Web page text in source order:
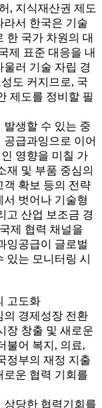
, 지식재산권 제도
라서 한국은 기술
한 국가 차원의 대
제 표준 대응을 내
러 기술 자립 경
도 커지므로, 국
제도를 정비할 필
생할 수 있는 중
급과잉으로 이어
영향을 미칠 가
재 및 부품 중심의
객 확보 등의 전략
벗어나 기술형
고 산업 보조금 경
제 협력 채널을
잉공급이 글로벌
있는 모니터링 시
고도화
의 경제성장 전환
장 창출 및 새로운
불어 복지, 의료,
정부의 재정 지출
로운 협력 기회를
상당한 협력기회를